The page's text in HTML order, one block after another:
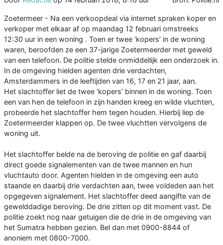
Zoetermeer - Na een verkoopdeal via internet spraken koper en
verkoper met elkaar af op maandag 12 februari omstreeks
12:30 uur in een woning . Toen er twee ‘kopers’ in de woning
waren, beroofden ze een 37-jarige Zoetermeerder met geweld
van een telefoon. De politie stelde onmiddellijk een onderzoek in.
In de omgeving hielden agenten drie verdachten,
Amsterdammers in de leeftijden van 16, 17 en 21 jaar, aan.
Het slachtoffer liet de twee ‘kopers’ binnen in de woning. Toen
een van hen de telefoon in zijn handen kreeg en wilde vluchten,
probeerde het slachtoffer hem tegen houden. Hierbij liep de
Zoetermeerder klappen op. De twee vluchtten vervolgens de
woning uit.
Het slachtoffer belde na de beroving de politie en gaf daarbij
direct goede signalementen van de twee mannen en hun
vluchtauto door. Agenten hielden in de omgeving een auto
staande en daarbij drie verdachten aan, twee voldeden aan het
opgegeven signalement. Het slachtoffer deed aangifte van de
gewelddadige beroving. De drie zitten op dit moment vast. De
politie zoekt nog naar getuigen die de drie in de omgeving van
het Sumatra hebben gezien. Bel dan met 0900-8844 of
anoniem met 0800-7000.